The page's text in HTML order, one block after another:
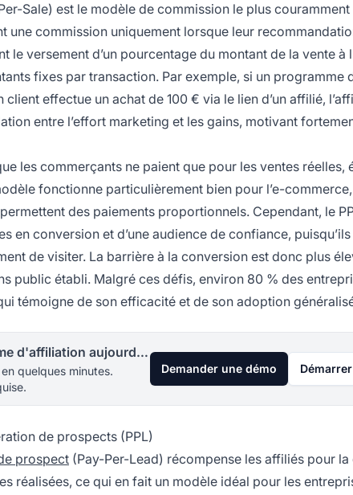
Sale) est le modèle de commission le plus
une commission uniquement lorsque leur
le versement d’un pourcentage du montant de la vente à
fixes par transaction. Par exemple, si un programme
client effectue un achat de 100 € via le lien d’un affilié,
entre l’effort marketing et les gains, motivant
les commerçants ne paient que pour les ventes
fonctionne particulièrement bien pour l’e-
des paiements proportionnels. Cependant, le
en conversion et d’une audience de confiance,
de visiter. La barrière à la conversion est donc plus
public établi. Malgré ces défis, environ 80 % des
témoigne de son efficacité et de son adoption
Lancez votre programme d'affiliation aujourd'hui
quelques minutes.
Demander une démo
de prospects (PPL)
prospect (Pay-Per-Lead) récompense les affiliés pour
réalisées, ce qui en fait un modèle idéal pour les